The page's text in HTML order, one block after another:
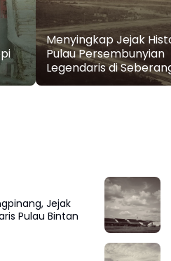
Menyingkap Jejak
Pulau Persembunyian
Legendaris di
Tanjungpinang
Jejak
Pulau Bintan